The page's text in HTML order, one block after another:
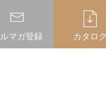
マガ登録 カタロ